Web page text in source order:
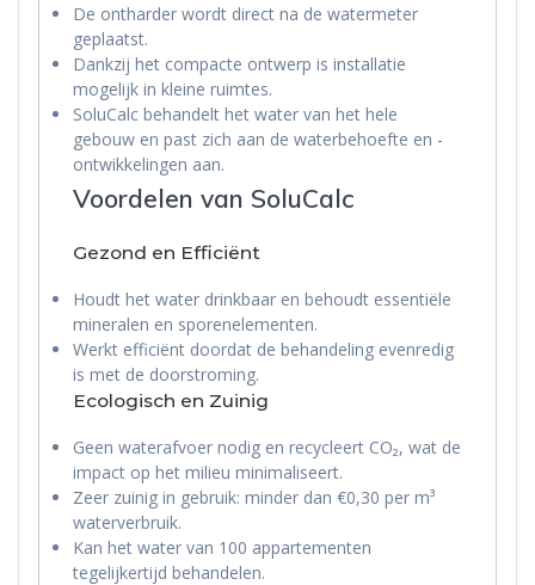
De ontharder wordt direct na de watermeter
geplaatst.
Dankzij het compacte ontwerp is installatie
mogelijk in kleine ruimtes.
SoluCalc behandelt het water van het hele
gebouw en past zich aan de waterbehoefte en -
ontwikkelingen aan.
Voordelen van SoluCalc
Gezond en Efficiënt
Houdt het water drinkbaar en behoudt essentiële
mineralen en sporenelementen.
Werkt efficiënt doordat de behandeling evenredig
is met de doorstroming.
Ecologisch en Zuinig
Geen waterafvoer nodig en recycleert CO₂, wat de
impact op het milieu minimaliseert.
Zeer zuinig in gebruik: minder dan €0,30 per m³
waterverbruik.
Kan het water van 100 appartementen
tegelijkertijd behandelen.